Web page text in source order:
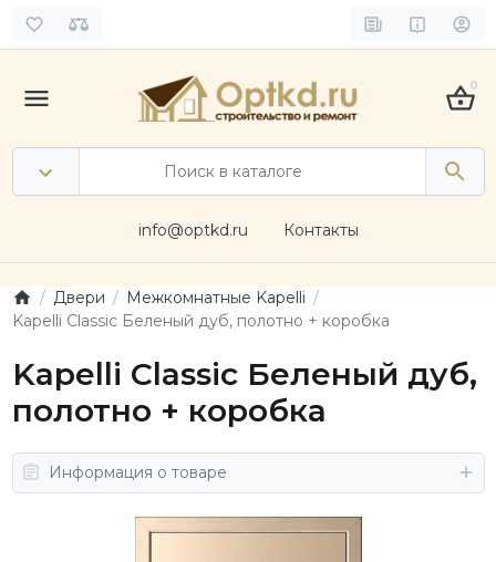
0
info@optkd.ru Контакты
Двери
Межкомнатные Kapelli
Kapelli Classic Беленый дуб, полотно + коробка
Kapelli Classic Беленый дуб,
полотно + коробка
Информация о товаре